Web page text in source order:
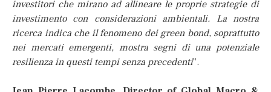
investitori che mirano ad allineare le proprie strategie di
investimento con considerazioni ambientali. La nostra
ricerca indica che il fenomeno dei green bond, soprattutto
nei mercati emergenti, mostra segni di una potenziale
resilienza in questi tempi senza precedenti”.